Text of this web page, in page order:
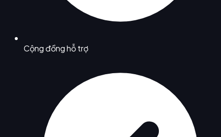
Cộng đồng hỗ trợ